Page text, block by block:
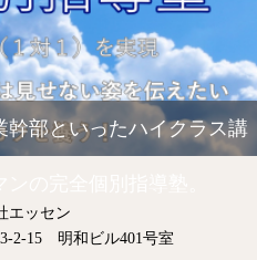
幹部といったハイクラス講
エッセン
2-15 明和ビル401号室